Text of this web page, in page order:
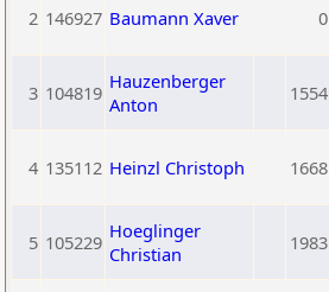
2 146927 Baumann Xaver 0
3 104819 Hauzenberger
Anton
1554
4 135112 Heinzl Christoph 1668
5 105229 Hoeglinger
Christian
1983